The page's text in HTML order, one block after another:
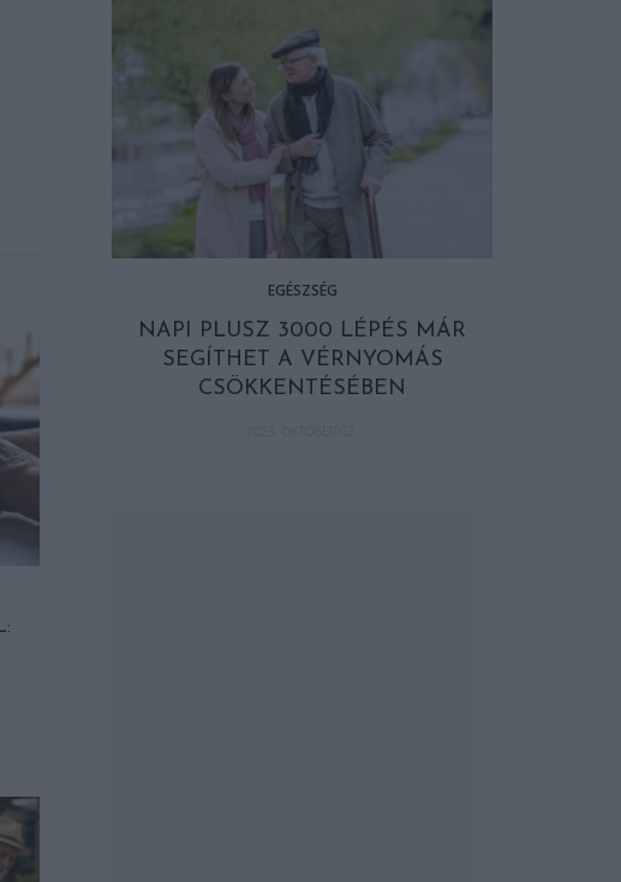
EGÉSZSÉG
NAPI PLUSZ 3000 LÉPÉS MÁR
SEGÍTHET A VÉRNYOMÁS
CSÖKKENTÉSÉBEN